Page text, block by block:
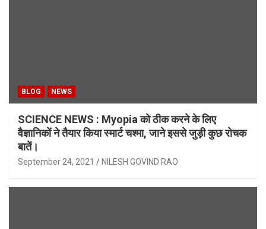
BLOG NEWS
SCIENCE NEWS : Myopia को ठीक करने के लिए
वैज्ञानिकों ने तैयार किया स्मार्ट चश्मा, जाने इससे जुड़ी कुछ रोचक
बातें।
September 24, 2021 NILESH GOVIND RAO